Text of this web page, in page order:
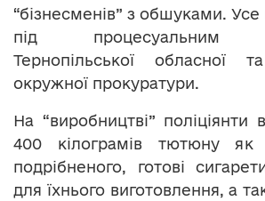
“бізнесменів” з обшуками. Усе
під процесуальним
Тернопільської обласної
окружної прокуратури.
На “виробництві”
400 кілограмів тютюну як
подрібненого, готові
для їхнього виготовлення, а